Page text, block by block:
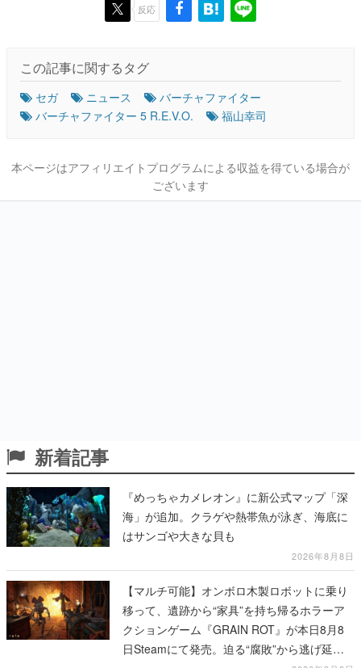
反応
この記事に関するタグ
セガ ニュース
バーチャファイター
バーチャファイター 5 R.E.V.O.
福山幸司
本ページはアフィリエイトプログラムによる収益を得ている場合が
ございます
新着記事
『めっちゃカメレオン』に新公式マップ「深
海」が追加。クラゲや熱帯魚が泳ぎ、海底に
はサンゴや大きな貝も
2026年8月8日
【マルチ可能】オンボロ木製ロボットに乗り
移って、遺跡から“家具”を持ち帰るホラーア
クションゲーム『GRAIN ROT』が本日8月8
日Steamにて発売。迫る“腐敗”から逃げ延